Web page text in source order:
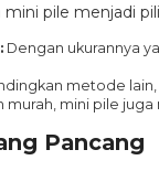
pile menjadi
Dengan ukurannya
metode
murah, mini pile
Pancang